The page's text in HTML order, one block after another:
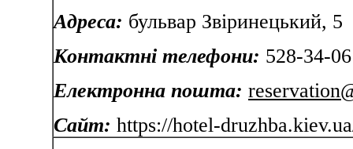
Адреса: бульвар Звіринецький, 5
Контактні телефони: 528-34-06
Електронна пошта:
Сайт: https://hotel-